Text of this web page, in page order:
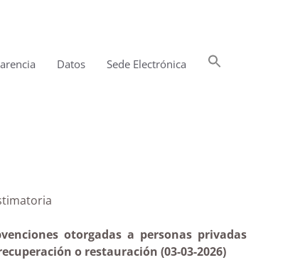
Datos Sede Electrónica
Estimatoria
otorgadas a personas privadas
o restauración (03-03-2026)